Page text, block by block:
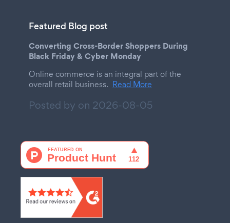
Featured Blog post
Converting Cross-Border Shoppers During
Black Friday & Cyber Monday
Online commerce is an integral part of the
overall retail business. Read More
Posted by on 2026-08-05